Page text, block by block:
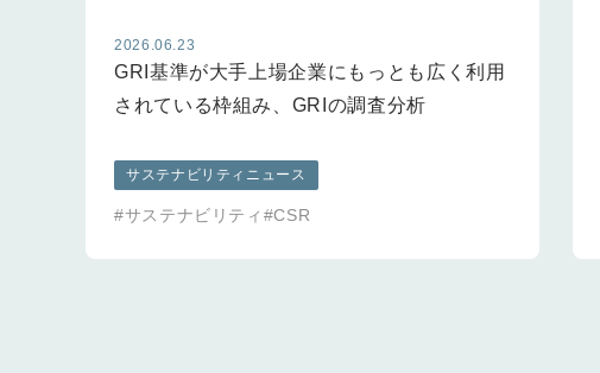
2026.06.23
GRI基準が大手上場企業にもっとも広く利用
されている枠組み、GRIの調査分析
サステナビリティニュース
#サステナビリティ #CSR